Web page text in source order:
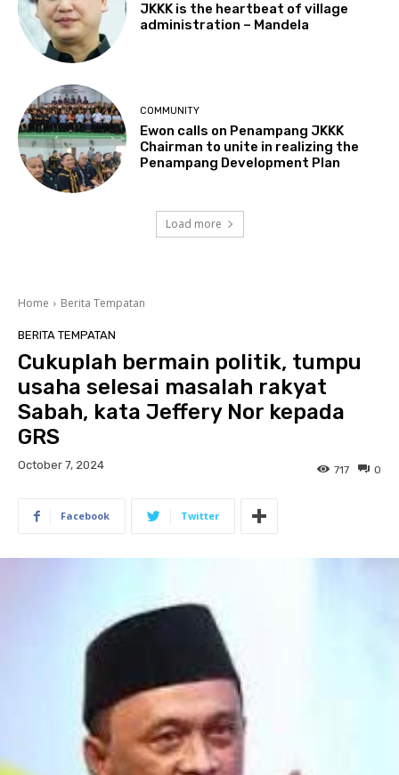
JKKK is the heartbeat of village
administration – Mandela
COMMUNITY
Ewon calls on Penampang JKKK
Chairman to unite in realizing the
Penampang Development Plan
Load more